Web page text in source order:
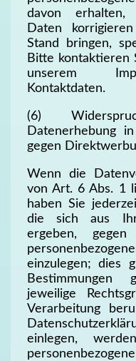
davon erhalten,
Daten
Stand bringen,
Bitte kontaktieren
unserem
Kontaktdaten.
(6)
Datenerhebung
gegen
Wenn die
von Art. 6 Abs. 1
haben Sie
die sich aus
ergeben,
einzulegen; dies
Bestimmungen
jeweilige
Verarbeitung
einlegen,